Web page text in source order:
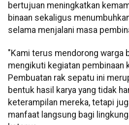
bertujuan meningkatkan
binaan sekaligus
selama menjalani masa
"Kami terus mendorong warga
mengikuti kegiatan pembinaan
Pembuatan rak sepatu ini
bentuk hasil karya yang tidak
keterampilan mereka, tetapi
manfaat langsung bagi